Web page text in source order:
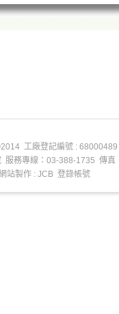
工廠登記編號 : 68000489
服務專線：03-388-1735 傳真
站製作 : JCB 登錄帳號